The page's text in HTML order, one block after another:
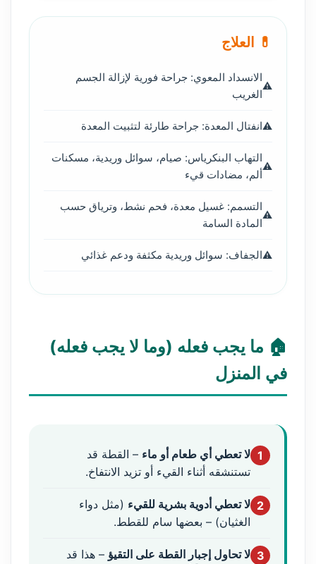
💊 العلاج
الانسداد المعوي: جراحة فورية لإزالة الجسم
الغريب
انفتال المعدة: جراحة طارئة لتثبيت المعدة
التهاب البنكرياس: صيام، سوائل وريدية، مسكنات
ألم، مضادات قيء
التسمم: غسيل معدة، فحم نشط، وترياق حسب
المادة السامة
الجفاف: سوائل وريدية مكثفة ودعم غذائي
🏠 ما يجب فعله (وما لا يجب فعله)
في المنزل
1 لا تعطي أي طعام أو ماء – القطة قد
تستنشقه أثناء القيء أو تزيد الانتفاخ.
2 لا تعطي أدوية بشرية للقيء (مثل دواء
الغثيان) – بعضها سام للقطط.
3 لا تحاول إجبار القطة على التقيؤ – هذا قد